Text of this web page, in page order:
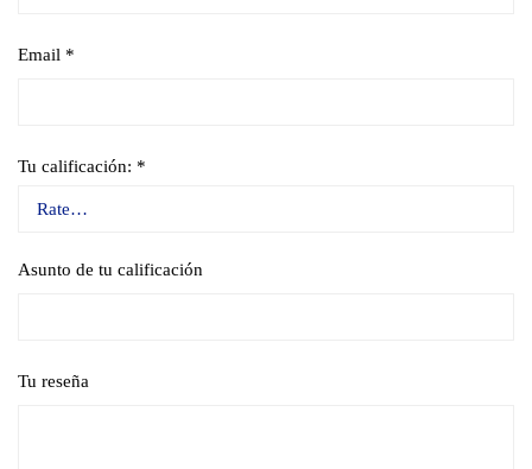
Email *
Tu calificación: *
Asunto de tu calificación
Tu reseña